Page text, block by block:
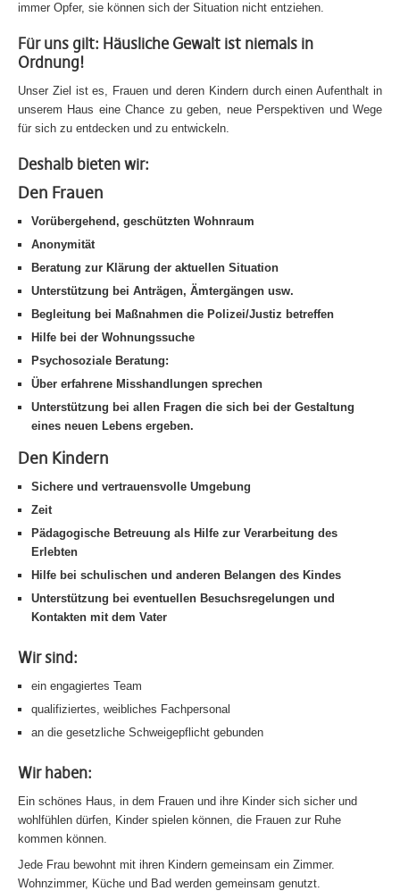
immer Opfer, sie können sich der Situation nicht entziehen.
Für uns gilt: Häusliche Gewalt ist niemals in
Ordnung!
Unser Ziel ist es, Frauen und deren Kindern durch einen Aufenthalt in
unserem Haus eine Chance zu geben, neue Perspektiven und Wege
für sich zu entdecken und zu entwickeln.
Deshalb bieten wir:
Den Frauen
Vorübergehend, geschützten Wohnraum
Anonymität
Beratung zur Klärung der aktuellen Situation
Unterstützung bei Anträgen, Ämtergängen usw.
Begleitung bei Maßnahmen die Polizei/Justiz betreffen
Hilfe bei der Wohnungssuche
Psychosoziale Beratung:
Über erfahrene Misshandlungen sprechen
Unterstützung bei allen Fragen die sich bei der Gestaltung
eines neuen Lebens ergeben.
Den Kindern
Sichere und vertrauensvolle Umgebung
Zeit
Pädagogische Betreuung als Hilfe zur Verarbeitung des
Erlebten
Hilfe bei schulischen und anderen Belangen des Kindes
Unterstützung bei eventuellen Besuchsregelungen und
Kontakten mit dem Vater
Wir sind:
ein engagiertes Team
qualifiziertes, weibliches Fachpersonal
an die gesetzliche Schweigepflicht gebunden
Wir haben:
Ein schönes Haus, in dem Frauen und ihre Kinder sich sicher und
wohlfühlen dürfen, Kinder spielen können, die Frauen zur Ruhe
kommen können.
Jede Frau bewohnt mit ihren Kindern gemeinsam ein Zimmer.
Wohnzimmer, Küche und Bad werden gemeinsam genutzt.